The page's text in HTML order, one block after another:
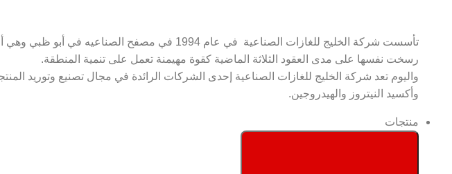
تأسست شركة الخليج للغازات الصناعية في عام
رسخت نفسها على مدى العقود الثلاثة الماضية كقوة مهيمنة تعمل على تنمية المنطقة.
واليوم تعد شركة الخليج للغازات الصناعية إحدى الشركات الرائدة في مجال تصنيع وتوريد
وأكسيد النيتروز والهيدروجين.
منتجات